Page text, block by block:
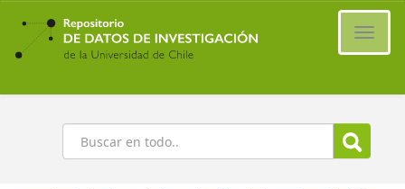
Ir
contenido
principal
Buscar